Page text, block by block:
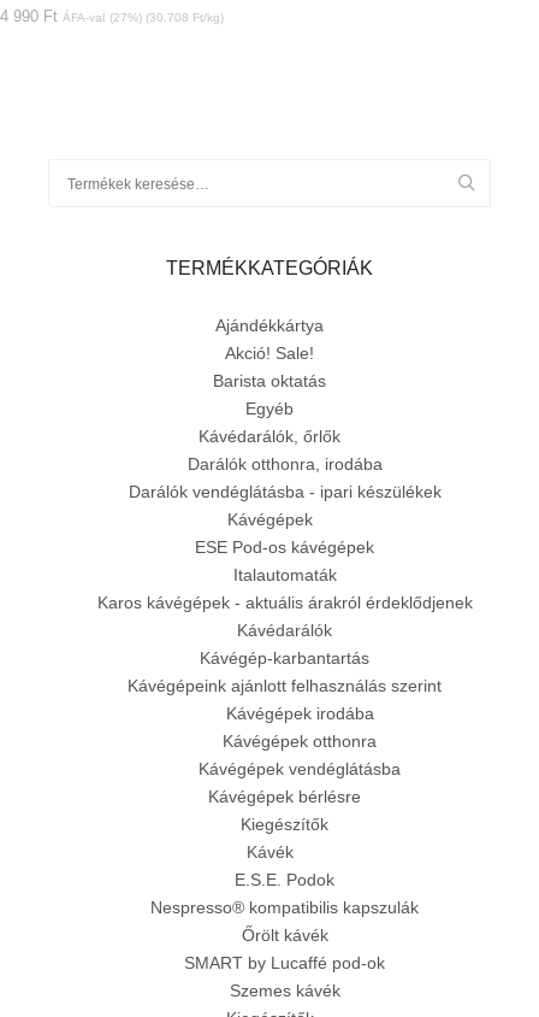
4 990 Ft ÁFA-val (27%) (30.708 Ft/kg)
TERMÉKKATEGÓRIÁK
Ajándékkártya
Akció! Sale!
Barista oktatás
Egyéb
Kávédarálók, őrlők
Darálók otthonra, irodába
Darálók vendéglátásba - ipari készülékek
Kávégépek
ESE Pod-os kávégépek
Italautomaták
Karos kávégépek - aktuális árakról érdeklődjenek
Kávédarálók
Kávégép-karbantartás
Kávégépeink ajánlott felhasználás szerint
Kávégépek irodába
Kávégépek otthonra
Kávégépek vendéglátásba
Kávégépek bérlésre
Kiegészítők
Kávék
E.S.E. Podok
Nespresso® kompatibilis kapszulák
Őrölt kávék
SMART by Lucaffé pod-ok
Szemes kávék